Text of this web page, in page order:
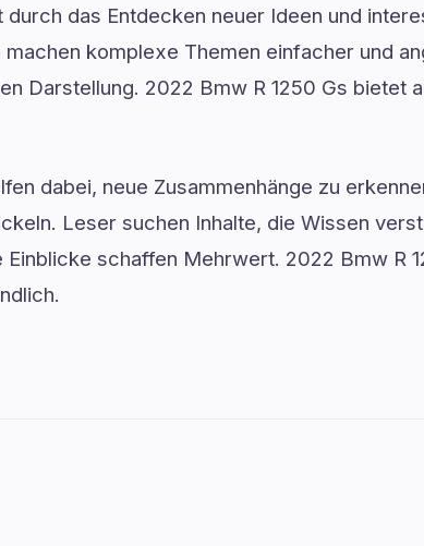
das Entdecken neuer Ideen und
machen komplexe Themen einfacher und
Darstellung. 2022 Bmw R 1250 Gs bietet
dabei, neue Zusammenhänge zu
Leser suchen Inhalte, die Wissen
schaffen Mehrwert. 2022 Bmw R